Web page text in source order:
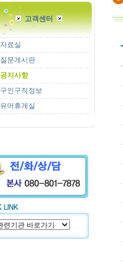
고객센터
자료실
질문게시판
공지사항
구인구직정보
유머휴게실